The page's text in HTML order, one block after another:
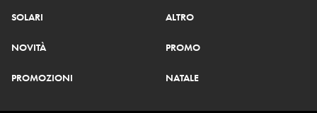
SOLARI ALTRO
NOVITÀ PROMO
PROMOZIONI NATALE